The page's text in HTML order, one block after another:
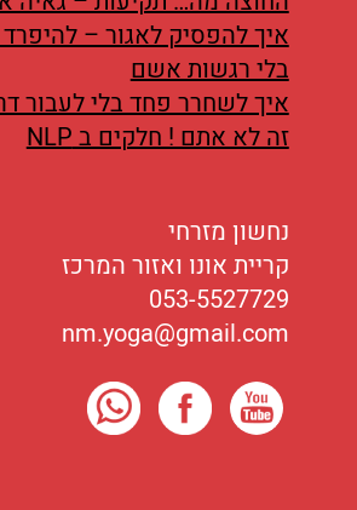
איך להפסיק לאגור –
בלי רגשות אשם
איך לשחרר פחד בלי לעבור
זה לא אתם ! חלקים ב NLP
נחשון מזרחי
קריית אונו ואזור המרכז
053-5527729
nm.yoga@gmail.com